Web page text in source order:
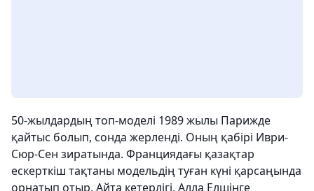
50-жылдардың топ-моделі 1989 жылы Парижде
қайтыс болып, сонда жерленді. Оның қабірі Иври-
Сюр-Сен зиратында. Франциядағы қазақтар
ескерткіш тақтаны модельдің туған күні қарсаңында
орнатып отыр. Айта кетерлігі, Алла Елшінге